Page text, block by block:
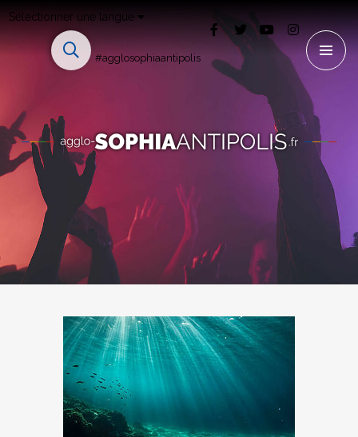
Sélectionner une langue
#agglosophiaantipolis